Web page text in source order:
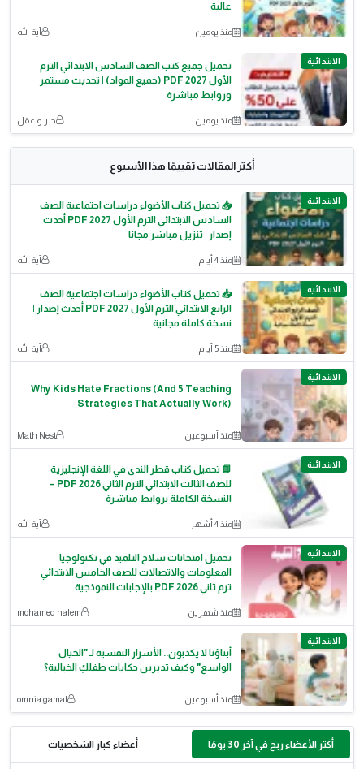
عالية
منذ يومين آية الله
الابتدائية
تحميل جميع كتب الصف السادس الابتدائي الترم
الأول 2027 PDF (جميع المواد) | تحديث مستمر
وروابط مباشرة
منذ يومين حبر و عقل
أكثر المقالات تقييمًا هذا الأسبوع
الابتدائية
📥 تحميل كتاب الأضواء دراسات اجتماعية الصف
السادس الابتدائي الترم الأول 2027 PDF أحدث
إصدار | تنزيل مباشر مجانا
منذ 4 أيام آية الله
الابتدائية
📥 تحميل كتاب الأضواء دراسات اجتماعية الصف
الرابع الابتدائي الترم الأول 2027 PDF أحدث إصدار |
نسخة كاملة مجانية
منذ 5 أيام آية الله
الابتدائية
Why Kids Hate Fractions (And 5 Teaching
Strategies That Actually Work)
منذ أسبوعين Math Nest
الابتدائية
📘 تحميل كتاب قطر الندى في اللغة الإنجليزية
للصف الثالث الابتدائي الترم الثاني 2026 PDF –
النسخة الكاملة بروابط مباشرة
منذ 4 أشهر آية الله
الابتدائية
تحميل امتحانات سلاح التلميذ في تكنولوجيا
المعلومات والاتصالات للصف الخامس الابتدائي
ترم ثاني 2026 PDF بالإجابات النموذجية
منذ شهرين mohamed halem
الابتدائية
أبناؤنا لا يكذبون.. الأسرار النفسية لـ "الخيال
الواسع" وكيف تديرين حكايات طفلكِ الخيالية؟
منذ أسبوعين omnia gamal
أكثر الأعضاء ربح في آخر 30 يومًا أعضاء كبار الشخصيات